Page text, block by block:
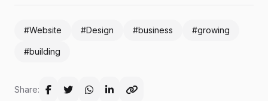
#Website #Design #business #growing
#building
Share: